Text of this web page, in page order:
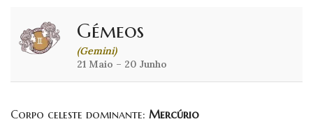
Gémeos
(Gemini)
21 Maio – 20 Junho
Corpo celeste dominante: Mercúrio